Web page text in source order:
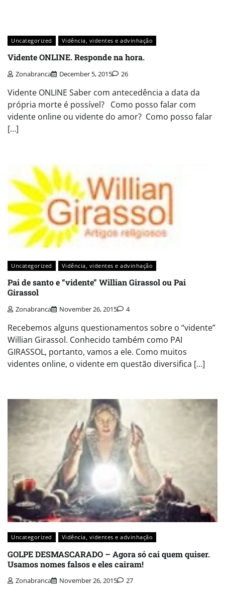
Uncategorized Vidência, videntes e advinhação
Vidente ONLINE. Responde na hora.
Zonabranca December 5, 2015 26
Vidente ONLINE Saber com antecedência a data da
própria morte é possível? Como posso falar com
vidente online ou vidente do amor? Como posso falar
[…]
Uncategorized Vidência, videntes e advinhação
Pai de santo e “vidente” Willian Girassol ou Pai
Girassol
Zonabranca November 26, 2015 4
Recebemos alguns questionamentos sobre o “vidente”
Willian Girassol. Conhecido também como PAI
GIRASSOL, portanto, vamos a ele. Como muitos
videntes online, o vidente em questão diversifica […]
Uncategorized Vidência, videntes e advinhação
GOLPE DESMASCARADO – Agora só cai quem quiser.
Usamos nomes falsos e eles cairam!
Zonabranca November 26, 2015 27